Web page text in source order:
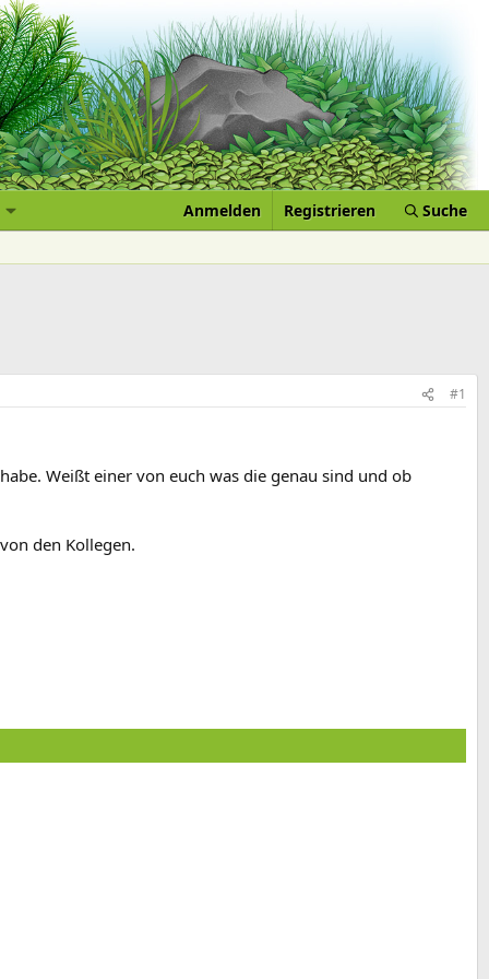
Anmelden Registrieren Suche
#1
Weißt einer von euch was die genau sind und ob
den Kollegen.